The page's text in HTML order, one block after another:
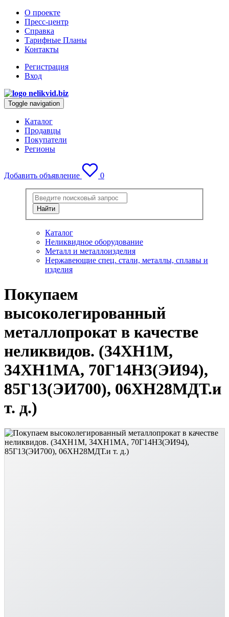
О проекте
Пресс-центр
Справка
Тарифные Планы
Контакты
Регистрация
Вход
Toggle navigation
Каталог
Продавцы
Покупатели
Регионы
Добавить объявление 0
Найти
Каталог
Неликвидное оборудование
Металл и металлоизделия
Нержавеющие спец. стали, металлы, сплавы и
изделия
Покупаем
высоколегированный
металлопрокат в качестве
неликвидов. (34ХН1М,
34ХН1МА, 70Г14Н3(ЭИ94),
85Г13(ЭИ700), 06ХН28МДТ.и
т. д.)